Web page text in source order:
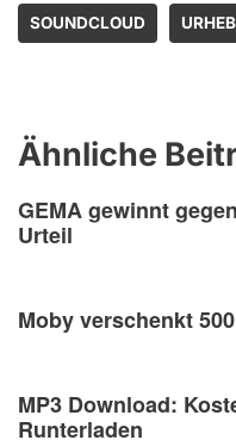
SOUNDCLOUD
Ähnliche
GEMA gewinnt
Urteil
Moby verschenkt
MP3 Download:
Runterladen